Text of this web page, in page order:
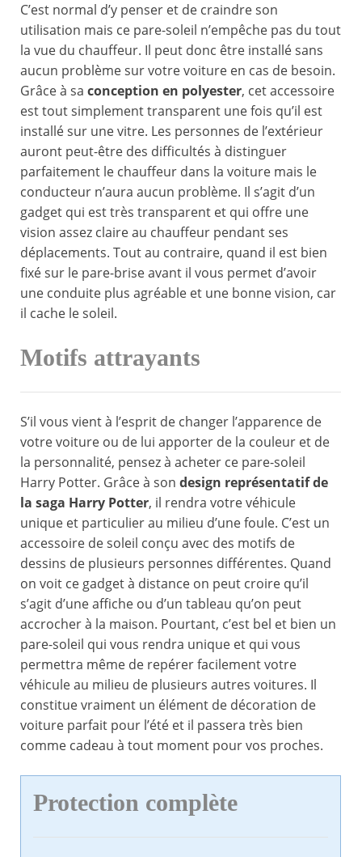
C’est normal d’y penser et de craindre son
utilisation mais ce pare-soleil n’empêche pas du tout
la vue du chauffeur. Il peut donc être installé sans
aucun problème sur votre voiture en cas de besoin.
Grâce à sa conception en polyester, cet accessoire
est tout simplement transparent une fois qu’il est
installé sur une vitre. Les personnes de l’extérieur
auront peut-être des difficultés à distinguer
parfaitement le chauffeur dans la voiture mais le
conducteur n’aura aucun problème. Il s’agit d’un
gadget qui est très transparent et qui offre une
vision assez claire au chauffeur pendant ses
déplacements. Tout au contraire, quand il est bien
fixé sur le pare-brise avant il vous permet d’avoir
une conduite plus agréable et une bonne vision, car
il cache le soleil.
Motifs attrayants
S’il vous vient à l’esprit de changer l’apparence de
votre voiture ou de lui apporter de la couleur et de
la personnalité, pensez à acheter ce pare-soleil
Harry Potter. Grâce à son design représentatif de
la saga Harry Potter, il rendra votre véhicule
unique et particulier au milieu d’une foule. C’est un
accessoire de soleil conçu avec des motifs de
dessins de plusieurs personnes différentes. Quand
on voit ce gadget à distance on peut croire qu’il
s’agit d’une affiche ou d’un tableau qu’on peut
accrocher à la maison. Pourtant, c’est bel et bien un
pare-soleil qui vous rendra unique et qui vous
permettra même de repérer facilement votre
véhicule au milieu de plusieurs autres voitures. Il
constitue vraiment un élément de décoration de
voiture parfait pour l’été et il passera très bien
comme cadeau à tout moment pour vos proches.
Protection complète